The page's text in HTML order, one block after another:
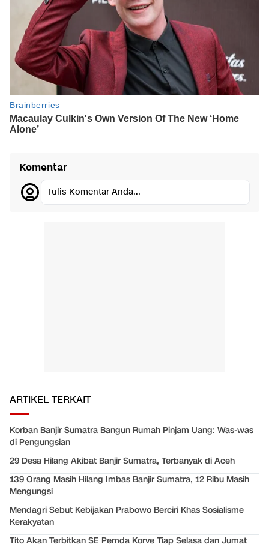
Komentar
Tulis Komentar Anda...
ARTIKEL TERKAIT
Korban Banjir Sumatra Bangun Rumah Pinjam Uang: Was-was
di Pengungsian
29 Desa Hilang Akibat Banjir Sumatra, Terbanyak di Aceh
139 Orang Masih Hilang Imbas Banjir Sumatra, 12 Ribu Masih
Mengungsi
Mendagri Sebut Kebijakan Prabowo Berciri Khas Sosialisme
Kerakyatan
Tito Akan Terbitkan SE Pemda Korve Tiap Selasa dan Jumat